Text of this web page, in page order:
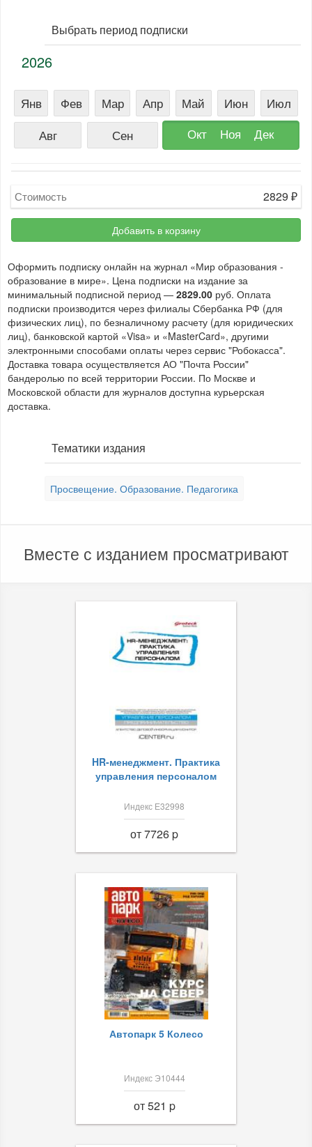
Выбрать период подписки
2026
Янв Фев Мар Апр Май Июн
Июл
Авг
Сен Окт Ноя Дек
Стоимость 2829 ₽
Добавить в корзину
Оформить подписку онлайн на журнал «Мир образования -
образование в мире». Цена подписки на издание за
минимальный подписной период — 2829.00 руб. Оплата
подписки производится через филиалы Сбербанка РФ (для
физических лиц), по безналичному расчету (для юридических
лиц), банковской картой «Visa» и «MasterCard», другими
электронными способами оплаты через сервис "Робокасса".
Доставка товара осуществляется АО "Почта России"
бандеролью по всей территории России. По Москве и
Московской области для журналов доступна курьерская
доставка.
Тематики издания
Просвещение. Образование. Педагогика
Вместе с изданием просматривают
HR-менеджмент. Практика
управления персоналом
Индекс Е32998
от 7726 p
Автопарк 5 Колесо
Индекс Э10444
от 521 p